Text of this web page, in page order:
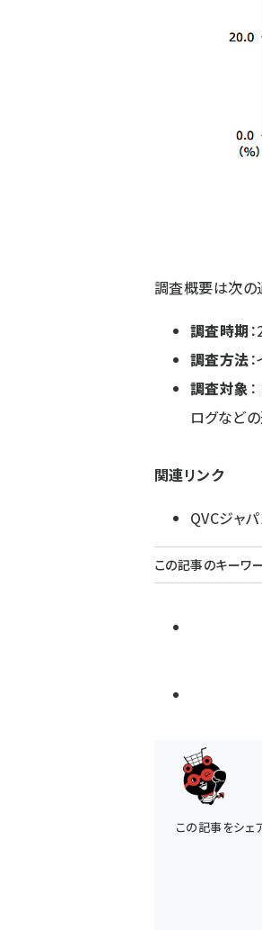
調査概要は次の
調査時期
調査方法
調査対象
ログなど
関連リンク
QVCジャ
この記事のキーワ
この記事をシェ